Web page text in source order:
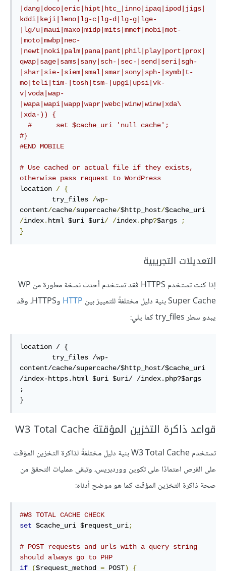
|dang|doco|eric|hipt|htc_|inno|ipaq|ipod|jigs|
kddi|keji|leno|lg-c|lg-d|lg-g|lge-
|lg/u|maui|maxo|midp|mits|mmef|mobi|mot-
|moto|mwbp|nec-
|newt|noki|palm|pana|pant|phil|play|port|prox|
qwap|sage|sams|sany|sch-|sec-|send|seri|sgh-
|shar|sie-|siem|smal|smar|sony|sph-|symb|t-
mo|teli|tim-|tosh|tsm-|upg1|upsi|vk-
v|voda|wap-
|wapa|wapi|wapp|wapr|webc|winw|winw|xda\
|xda-)) {
#      set $cache_uri 'null cache';
#}
#END MOBILE
# Use cached or actual file if they exists,
otherwise pass request to WordPress
location / {
        try_files
/wp-
content/cache/supercache/$http_host/$cache_uri
/index. html $uri $uri/ /index. php?$args
;
}
التعديلات التجريبية
إذا كنت تستخدم HTTPS فقد تستخدم أحدث نسخة مطورة من WP
Super Cache بنية دليل مختلفةً للتمييز بين
HTTP
وHTTPS، وقد
يبدو سطر try_files كما يلي:
location / {
content/cache/supercache/$http_host/$cache_uri
/index-https.html $uri $uri/ /index.php?$args
;
}
قواعد ذاكرة التخزين المؤقتة W3 Total Cache
تستخدم W3 Total Cache بنية دليل مختلفةً لذاكرة التخزين المؤقت
على القرص اعتمادًا على تكوين ووردبريس، وتبقى عمليات التحقق من
صحة ذاكرة التخزين المؤقت كما هو موضح أدناه:
#W3 TOTAL CACHE CHECK
set $cache_uri $request_uri;
# POST requests and urls with a query string
should always go to PHP
if
($request_method = POST)
{